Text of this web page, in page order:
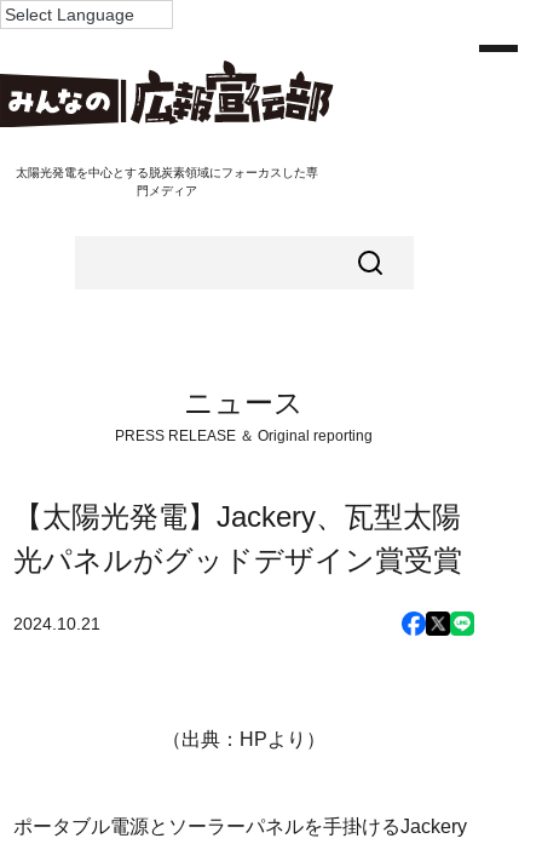
太陽光発電を中心とする脱炭素領域にフォーカスした専
門メディア
ニュース
PRESS RELEASE ＆ Original reporting
【太陽光発電】Jackery、瓦型太陽
光パネルがグッドデザイン賞受賞
2024.10.21
（出典：HPより）
ポータブル電源とソーラーパネルを手掛けるJackery